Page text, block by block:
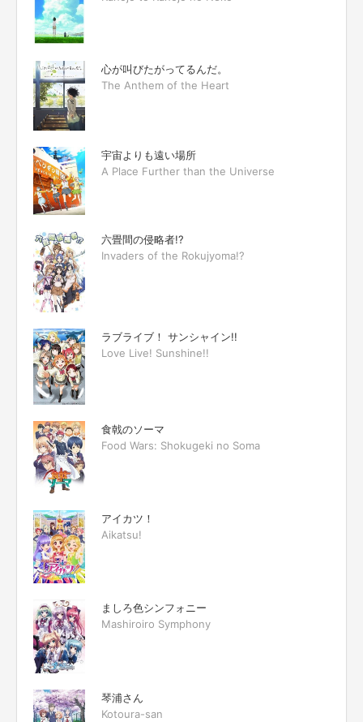
心が叫びたがってるんだ。
The Anthem of the Heart
宇宙よりも遠い場所
A Place Further than the Universe
六畳間の侵略者!?
Invaders of the Rokujyoma!?
ラブライブ！ サンシャイン!!
Love Live! Sunshine!!
食戟のソーマ
Food Wars: Shokugeki no Soma
アイカツ！
Aikatsu!
ましろ色シンフォニー
Mashiroiro Symphony
琴浦さん
Kotoura-san